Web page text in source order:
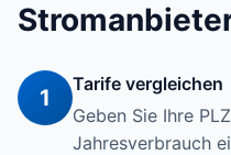
1
Tarife vergleichen
Geben Sie Ihre
Jahresverbrauch